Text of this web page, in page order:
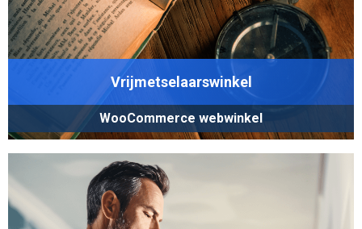
Vrijmetselaarswinkel
WooCommerce webwinkel